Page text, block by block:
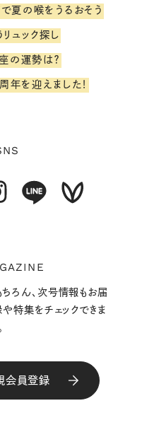
夏の喉をうるおそう
ュック探し
の運勢は？
を迎えました！
ろん、次号情報もお届
や特集をチェックできま
会員登録